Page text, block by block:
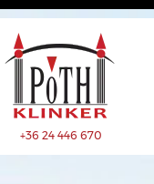
+36 24 446 670